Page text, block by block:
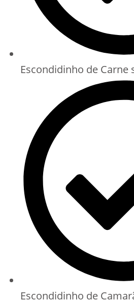
Escondidinho de Carne
Escondidinho de